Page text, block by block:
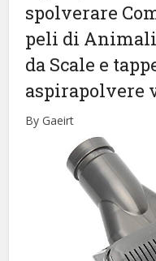
spolverare
peli di
da Scale e
aspirapolvere
By Gaeirt